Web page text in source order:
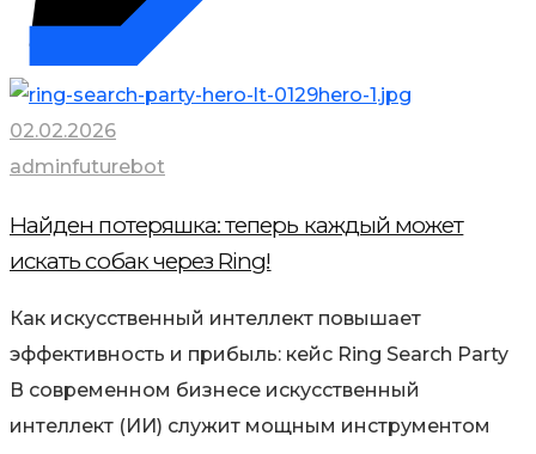
02.02.2026
adminfuturebot
Найден потеряшка: теперь каждый может
искать собак через Ring!
Как искусственный интеллект повышает
эффективность и прибыль: кейс Ring Search Party
В современном бизнесе искусственный
интеллект (ИИ) служит мощным инструментом